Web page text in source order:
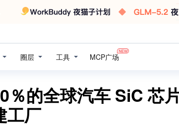
圈层 工具 MCP广场
％的全球汽车 SiC 芯
工厂